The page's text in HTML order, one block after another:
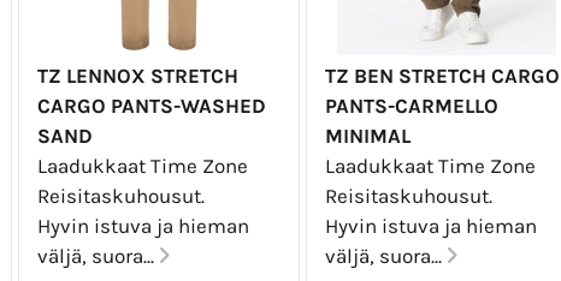
TZ LENNOX STRETCH
CARGO PANTS-WASHED
SAND
Laadukkaat Time Zone
Reisitaskuhousut.
Hyvin istuva ja hieman
väljä, suora...
TZ BEN STRETCH CARGO
PANTS-CARMELLO
MINIMAL
Laadukkaat Time Zone
Reisitaskuhousut.
Hyvin istuva ja hieman
väljä, suora...